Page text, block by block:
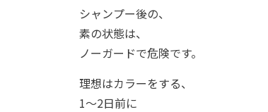
シャンプー後の、
素の状態は、
ノーガードで危険です。
理想はカラーをする、
1～2日前に